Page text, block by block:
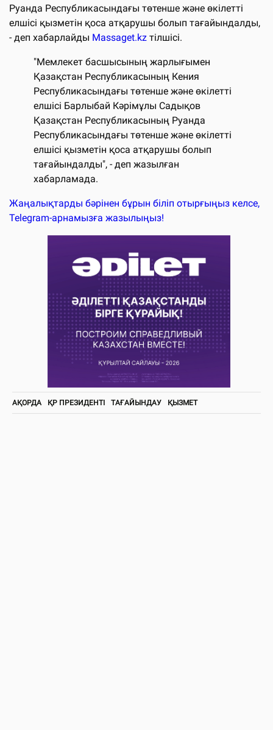
Руанда Республикасындағы төтенше және өкілетті
елшісі қызметін қоса атқарушы болып тағайындалды,
- деп хабарлайды Massaget.kz тілшісі.
"Мемлекет басшысының жарлығымен
Қазақстан Республикасының Кения
Республикасындағы төтенше және өкілетті
елшісі Барлыбай Кәрімұлы Садықов
Қазақстан Республикасының Руанда
Республикасындағы төтенше және өкілетті
елшісі қызметін қоса атқарушы болып
тағайындалды", - деп жазылған
хабарламада.
Жаңалықтарды бәрінен бұрын біліп отырғыңыз келсе,
Telegram-арнамызға жазылыңыз!
АҚОРДА ҚР ПРЕЗИДЕНТІ ТАҒАЙЫНДАУ ҚЫЗМЕТ